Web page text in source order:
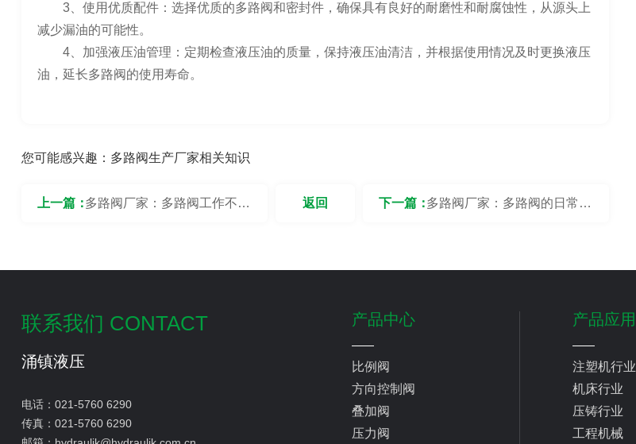
3、使用优质配件：选择优质的多路阀和密封件，确保具有良好的耐磨性和耐腐蚀性，从源头上
减少漏油的可能性。
4、加强液压油管理：定期检查液压油的质量，保持液压油清洁，并根据使用情况及时更换液压
油，延长多路阀的使用寿命。
您可能感兴趣： 多路阀生产厂家相关知识
上一篇：多路阀厂家：多路阀工作不稳 下一篇：多路阀厂家：多路阀的日常操
返回
联系我们 CONTACT
涌镇液压
电话： 021-5760 6290
传真： 021-5760 6290
产品中心
比例阀
方向控制阀
叠加阀
压力阀
产品应用
注塑机行业
机床行业
压铸行业
工程机械